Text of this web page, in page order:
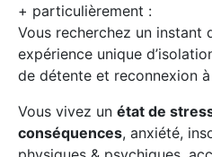
+ particulièrement :
Vous recherchez un instant
expérience unique
de détente et reconnexion
Vous vivez un état de
conséquences, anxiété,